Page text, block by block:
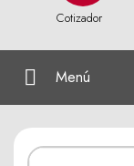
Cotizador
Menú